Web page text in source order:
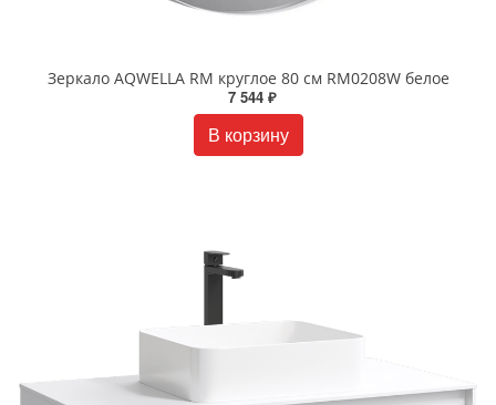
Зеркало AQWELLA RM круглое 80 см RM0208W белое
7 544 ₽
В корзину